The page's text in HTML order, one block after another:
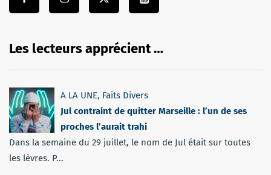
Les lecteurs apprécient …
A LA UNE, Faits Divers
Jul contraint de quitter Marseille : l’un de ses
proches l’aurait trahi
Dans la semaine du 29 juillet, le nom de Jul était sur toutes
les lèvres. P...